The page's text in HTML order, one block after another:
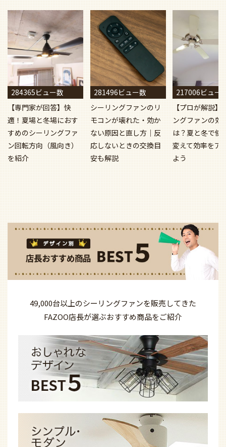
284365ビュー数
【専門家が回答】快
適！夏場と冬場におす
すめのシーリングファ
ン回転方向（風向き）
を紹介
281496ビュー数
シーリングファンのリ
モコンが壊れた・効か
ない原因と直し方｜反
応しないときの交換目
安も解説
217006ビュー
【プロが解説】
ングファンの効
は？夏と冬で使
変えて効率をア
よう
49,000台以上のシーリングファンを販売してきた
FAZOO店長が選ぶおすすめ商品をご紹介